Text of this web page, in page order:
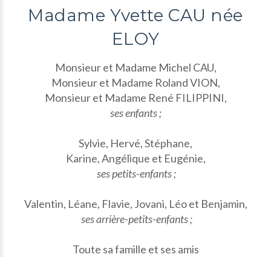
Madame Yvette CAU née
ELOY
Monsieur et Madame Michel CAU,
Monsieur et Madame Roland VION,
Monsieur et Madame René FILIPPINI,
ses enfants ;
Sylvie, Hervé, Stéphane,
Karine, Angélique et Eugénie,
ses petits-enfants ;
Valentin, Léane, Flavie, Jovani, Léo et Benjamin,
ses arrière-petits-enfants ;
Toute sa famille et ses amis